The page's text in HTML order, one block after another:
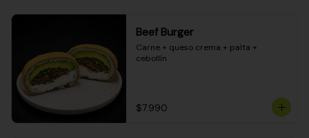
Beef Burger
Carne + queso crema + palta +
cebollín
$7.990